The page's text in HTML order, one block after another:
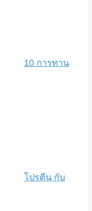
10 การทาน
โปรตีน กับ